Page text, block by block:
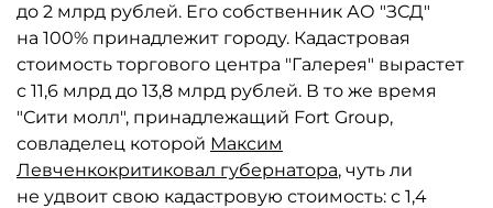
до 2 млрд рублей. Его собственник АО "ЗСД"
на 100% принадлежит городу. Кадастровая
стоимость торгового центра "Галерея" вырастет
с 11,6 млрд до 13,8 млрд рублей. В то же время
"Сити молл", принадлежащий Fort Group,
совладелец которой Максим
Левченкокритиковал губернатора, чуть ли
не удвоит свою кадастровую стоимость: с 1,4